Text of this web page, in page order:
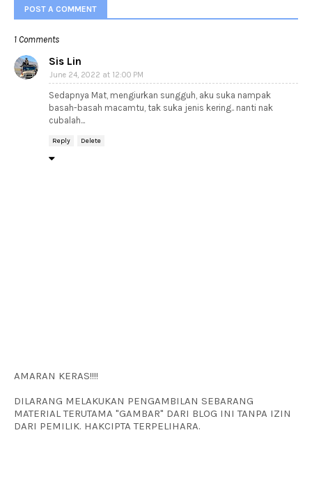
POST A COMMENT
1 Comments
Sis Lin
June 24, 2022 at 12:00 PM
Sedapnya Mat, mengiurkan sungguh, aku suka nampak
basah-basah macamtu, tak suka jenis kering.. nanti nak
cubalah...
Reply Delete
AMARAN KERAS!!!!
DILARANG MELAKUKAN PENGAMBILAN SEBARANG
MATERIAL TERUTAMA "GAMBAR" DARI BLOG INI TANPA IZIN
DARI PEMILIK. HAKCIPTA TERPELIHARA.